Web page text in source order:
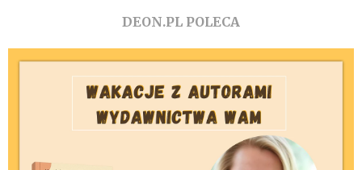
DEON.PL POLECA